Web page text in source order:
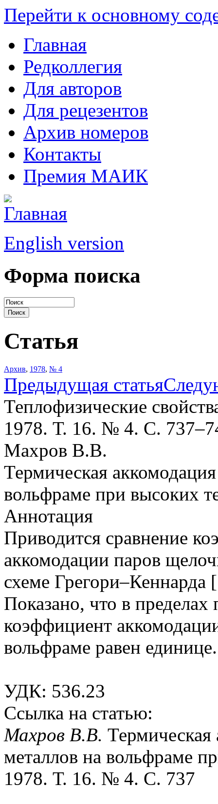
Перейти к основному
Главная
Редколлегия
Для авторов
Для рецезентов
Архив номеров
Контакты
Премия МАИК
English version
Форма поиска
Статья
Архив, 1978, № 4
Предыдущая статья
Теплофизические
1978. Т. 16. № 4. С.
Махров В.В.
Термическая
вольфраме при высоких
Аннотация
Приводится сравнение
аккомодации паров
схеме
Показано, что в
коэффициент
вольфраме равен единице.
УДК: 536.23
Ссылка на статью:
Махров В.В.
металлов на вольфраме
1978. Т. 16. № 4. С. 737